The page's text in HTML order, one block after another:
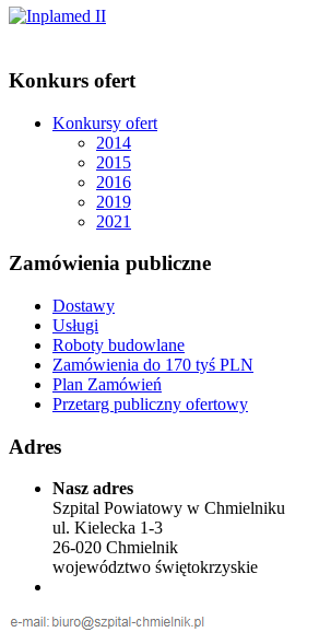
Konkurs ofert
Konkursy ofert
2014
2015
2016
2019
2021
Zamówienia publiczne
Dostawy
Usługi
Roboty budowlane
Zamówienia do 170 tyś PLN
Plan Zamówień
Przetarg publiczny ofertowy
Adres
Nasz adres
Szpital Powiatowy w Chmielniku
ul. Kielecka 1-3
26-020 Chmielnik
województwo świętokrzyskie